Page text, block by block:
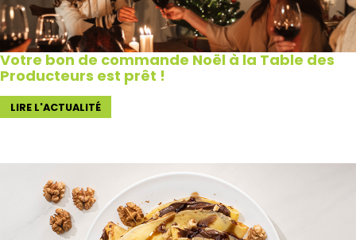
Votre bon de commande Noël à la Table des
Producteurs est prêt !
LIRE L'ACTUALITÉ